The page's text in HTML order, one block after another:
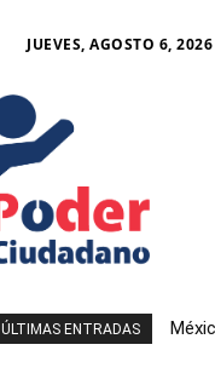
JUEVES, AGOSTO 6, 2026
ÚLTIMAS ENTRADAS